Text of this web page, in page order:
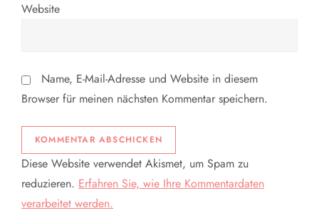
Website
Name, E-Mail-Adresse und Website in diesem
Browser für meinen nächsten Kommentar speichern.
Diese Website verwendet Akismet, um Spam zu
reduzieren. Erfahren Sie, wie Ihre Kommentardaten
verarbeitet werden.